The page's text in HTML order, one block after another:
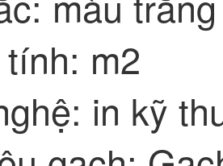
m2
in kỹ